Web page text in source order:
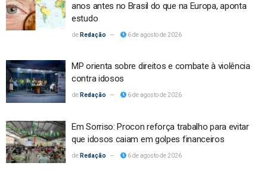
anos antes no Brasil do que na Europa, aponta
estudo
Redação 6 de agosto de 2026
MP orienta sobre direitos e combate à violência
contra idosos
Redação 6 de agosto de 2026
Em Sorriso: Procon reforça trabalho para evitar
que idosos caiam em golpes financeiros
Redação 6 de agosto de 2026